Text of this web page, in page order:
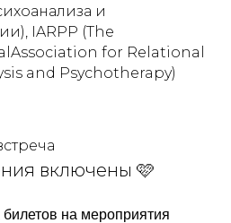
и
IARPP (The
for Relational
and Psychotherapy)
включены 🩷
на мероприятия